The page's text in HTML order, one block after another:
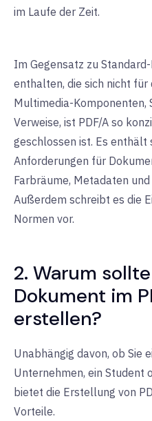
im Laufe der Zeit.
Im Gegensatz zu
enthalten, die sich nicht für
Multimedia-Komponenten,
Verweise, ist PDF/A so
geschlossen ist. Es enthält
Anforderungen für
Farbräume, Metadaten
Außerdem schreibt es die
Normen vor.
2. Warum
Dokument im
erstellen?
Unabhängig davon, ob Sie
Unternehmen, ein Student
bietet die Erstellung von
Vorteile.